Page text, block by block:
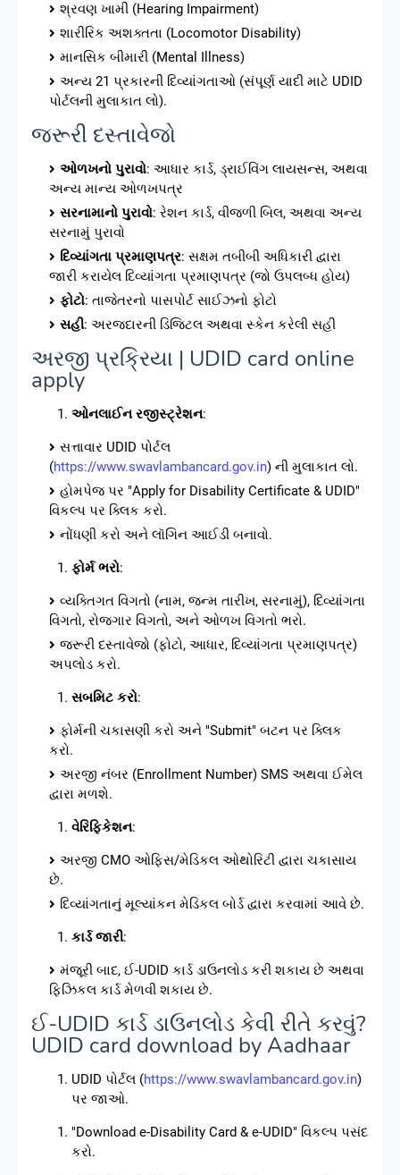
શ્રવણ ખામી (Hearing Impairment)
શારીરિક અશક્તતા (Locomotor Disability)
માનસિક બીમારી (Mental Illness)
અન્ય 21 પ્રકારની દિવ્યાંગતાઓ (સંપૂર્ણ યાદી માટે UDID
પોર્ટલની મુલાકાત લો).
જરૂરી દસ્તાવેજો
ઓળખનો પુરાવો: આધાર કાર્ડ, ડ્રાઈવિંગ લાયસન્સ, અથવા
અન્ય માન્ય ઓળખપત્ર
સરનામાનો પુરાવો: રેશન કાર્ડ, વીજળી બિલ, અથવા અન્ય
સરનામું પુરાવો
દિવ્યાંગતા પ્રમાણપત્ર: સક્ષમ તબીબી અધિકારી દ્વારા
જારી કરાયેલ દિવ્યાંગતા પ્રમાણપત્ર (જો ઉપલબ્ધ હોય)
ફોટો: તાજેતરનો પાસપોર્ટ સાઈઝનો ફોટો
સહી: અરજદારની ડિજિટલ અથવા સ્કેન કરેલી સહી
અરજી પ્રક્રિયા | UDID card online
apply
ઓનલાઈન રજીસ્ટ્રેશન:
સત્તાવાર UDID પોર્ટલ
(https://www.swavlambancard.gov.in) ની મુલાકાત લો.
હોમપેજ પર "Apply for Disability Certificate & UDID"
વિકલ્પ પર ક્લિક કરો.
નોંધણી કરો અને લૉગિન આઈડી બનાવો.
ફોર્મ ભરો:
વ્યક્તિગત વિગતો (નામ, જન્મ તારીખ, સરનામું), દિવ્યાંગતા
વિગતો, રોજગાર વિગતો, અને ઓળખ વિગતો ભરો.
જરૂરી દસ્તાવેજો (ફોટો, આધાર, દિવ્યાંગતા પ્રમાણપત્ર)
અપલોડ કરો.
સબમિટ કરો:
ફોર્મની ચકાસણી કરો અને "Submit" બટન પર ક્લિક
કરો.
અરજી નંબર (Enrollment Number) SMS અથવા ઈમેલ
દ્વારા મળશે.
વેરિફિકેશન:
અરજી CMO ઓફિસ/મેડિકલ ઓથોરિટી દ્વારા ચકાસાય
છે.
દિવ્યાંગતાનું મૂલ્યાંકન મેડિકલ બોર્ડ દ્વારા કરવામાં આવે છે.
કાર્ડ જારી:
મંજૂરી બાદ, ઈ-UDID કાર્ડ ડાઉનલોડ કરી શકાય છે અથવા
ફિઝિકલ કાર્ડ મેળવી શકાય છે.
ઈ-UDID કાર્ડ ડાઉનલોડ કેવી રીતે કરવું?
UDID card download by Aadhaar
UDID પોર્ટલ (https://www.swavlambancard.gov.in)
પર જાઓ.
"Download e-Disability Card & e-UDID" વિકલ્પ પસંદ
કરો.